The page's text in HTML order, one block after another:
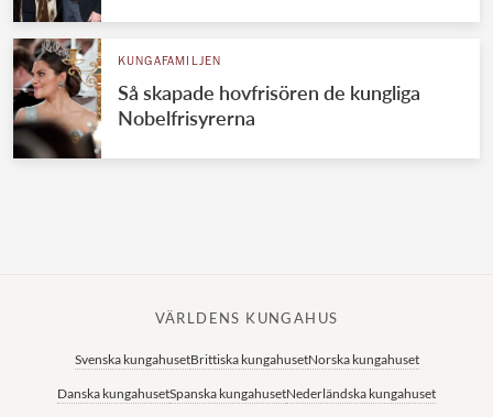
Danska kungahuset
KUNGAFAMILJEN
Så skapade hovfrisören de kungliga
Nobelfrisyrerna
VÄRLDENS KUNGAHUS
Svenska kungahusetBrittiska kungahusetNorska kungahuset
Danska kungahusetSpanska kungahusetNederländska kungahuset